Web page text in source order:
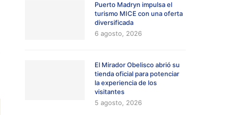
Puerto Madryn impulsa el
turismo MICE con una oferta
diversificada
6 agosto, 2026
El Mirador Obelisco abrió su
tienda oficial para potenciar
la experiencia de los
visitantes
5 agosto, 2026